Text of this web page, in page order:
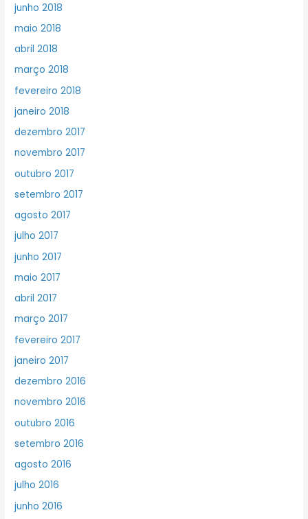
junho 2018
maio 2018
abril 2018
março 2018
fevereiro 2018
janeiro 2018
dezembro 2017
novembro 2017
outubro 2017
setembro 2017
agosto 2017
julho 2017
junho 2017
maio 2017
abril 2017
março 2017
fevereiro 2017
janeiro 2017
dezembro 2016
novembro 2016
outubro 2016
setembro 2016
agosto 2016
julho 2016
junho 2016